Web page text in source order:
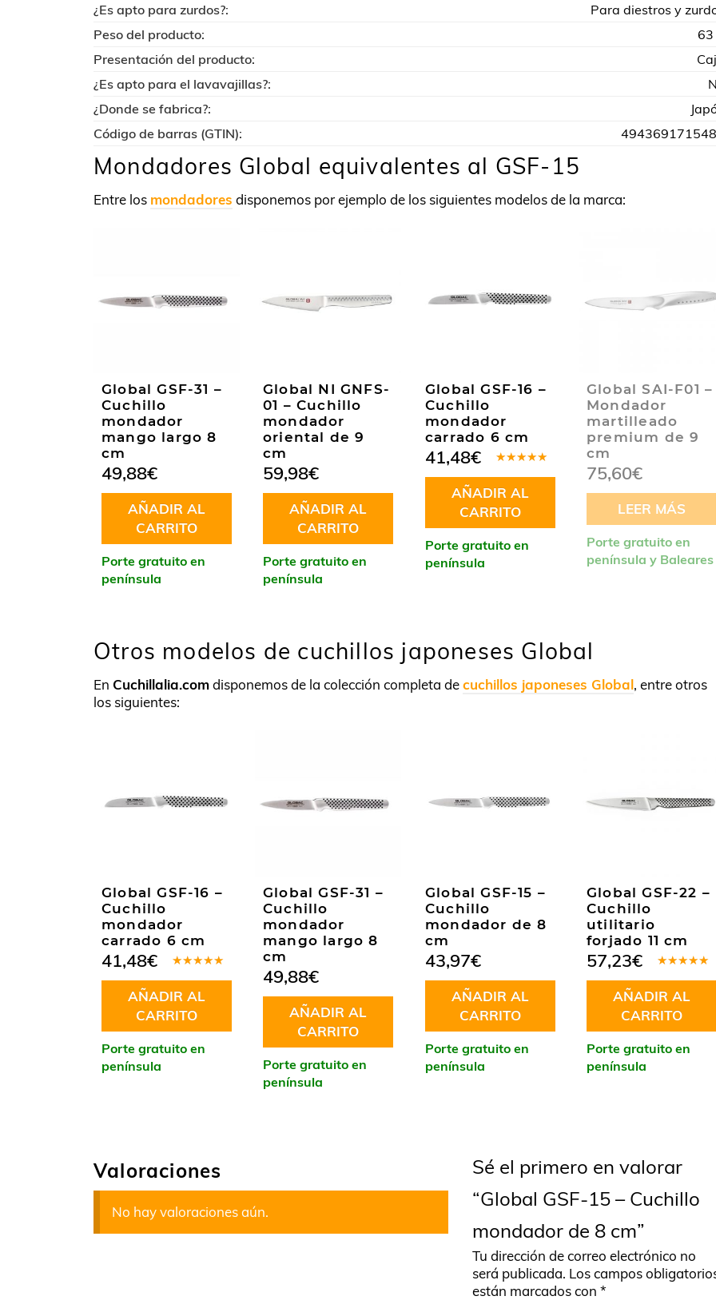
¿Es apto para zurdos?:
Para diestros y
Peso del producto:
63
Presentación del producto:
¿Es apto para el lavavajillas?:
¿Donde se fabrica?:
Código de barras (GTIN):
Mondadores Global equivalentes al GSF-15
Entre los mondadores disponemos por ejemplo de los siguientes modelos de la marca:
Global GSF-31 –
Cuchillo
mondador
mango largo 8
cm
49,88€
AÑADIR AL
CARRITO
Porte gratuito en
península
Global NI GNFS-
01 – Cuchillo
mondador
oriental de 9
cm
59,98€
AÑADIR AL
CARRITO
Porte gratuito en
península
Global GSF-16 –
Cuchillo
mondador
carrado 6 cm
en5.00de
5
41,48€
AÑADIR AL
CARRITO
Porte gratuito en
península
Global SAI-F01 –
Mondador
martilleado
premium de 9
cm
75,60€
LEER MÁS
Porte gratuito en
península y Baleares
Otros modelos de cuchillos japoneses Global
En Cuchillalia.comdisponemos de la colección completa decuchillos japoneses Global, entre otros
los siguientes:
Global GSF-16 –
Cuchillo
mondador
carrado 6 cm
en5.00de
5
41,48€
AÑADIR AL
CARRITO
Porte gratuito en
península
Global GSF-31 –
Cuchillo
mondador
mango largo 8
cm
49,88€
AÑADIR AL
CARRITO
Porte gratuito en
península
Global GSF-15 –
Cuchillo
mondador de 8
cm
43,97€
AÑADIR AL
CARRITO
Porte gratuito en
península
Global GSF-22 –
Cuchillo
utilitario
forjado 11 cm
en4.50
de 5
57,23€
AÑADIR AL
CARRITO
Porte gratuito en
península
Valoraciones
No hay valoraciones aún.
Sé el primero en valorar
“Global GSF-15 – Cuchillo
mondador de 8 cm”
Tu dirección de correo electrónico no
será publicada. Los campos
están marcados con *